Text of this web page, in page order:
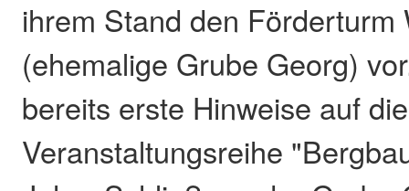
ihrem Stand den Förderturm
(ehemalige Grube Georg)
bereits erste Hinweise auf die
Veranstaltungsreihe